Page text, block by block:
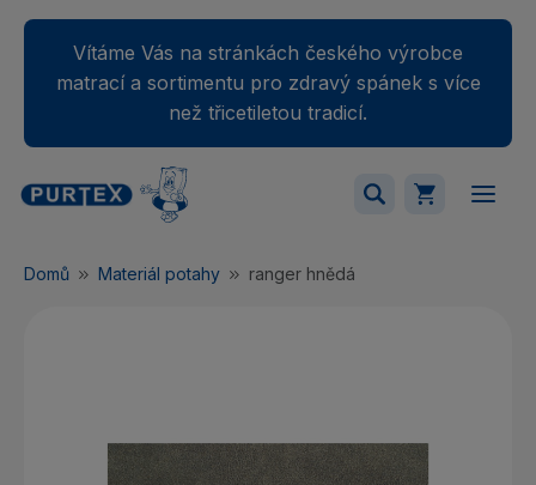
Vítáme Vás na stránkách českého výrobce
matrací a sortimentu pro zdravý spánek s více
než třicetiletou tradicí.
Váš nákupný košík je momentálne prázdny.
Domů Materiál potahy ranger hnědá